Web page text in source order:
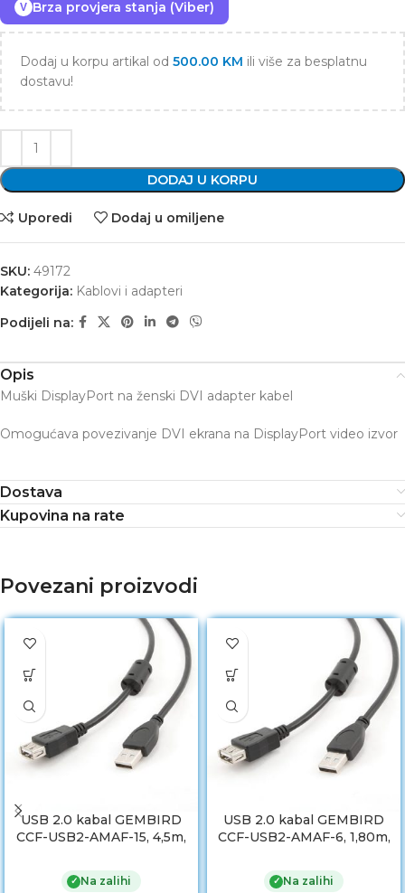
V Brza provjera stanja (Viber)
Dodaj u korpu artikal od 500.00 KM ili više za besplatnu
dostavu!
DODAJ U KORPU
Uporedi Dodaj u omiljene
SKU: 49172
Kategorija: Kablovi i adapteri
Podijeli na:
Opis
Muški DisplayPort na ženski DVI adapter kabel
Omogućava povezivanje DVI ekrana na DisplayPort video izvor
Dostava
Kupovina na rate
Povezani proizvodi
USB 2.0 kabal GEMBIRD
CCF-USB2-AMAF-15, 4,5m,
ferrit
✓ Na zalihi
USB 2.0 kabal GEMBIRD
CCF-USB2-AMAF-6, 1,80m,
✓ Na zalihi